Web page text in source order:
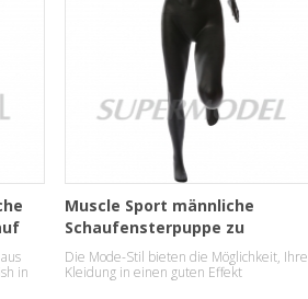
in
Muscle Sport männliche
Schaufensterpuppe zu
verkaufen
Die Mode-Stil bieten die Möglichkeit, Ihre
Kleidung in einen guten Effekt